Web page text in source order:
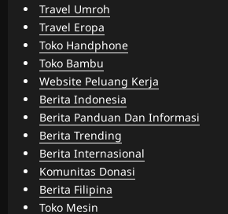
Travel Umroh
Travel Eropa
Toko Handphone
Toko Bambu
Website Peluang Kerja
Berita Indonesia
Berita Panduan Dan Informasi
Berita Trending
Berita Internasional
Komunitas Donasi
Berita Filipina
Toko Mesin